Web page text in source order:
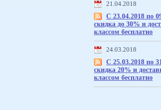
21.04.2018
С 23.04.2018 по
скидка до 30% и
классом бесплатно
24.03.2018
С 25.03.2018 по
скидка 20% и
классом бесплатно